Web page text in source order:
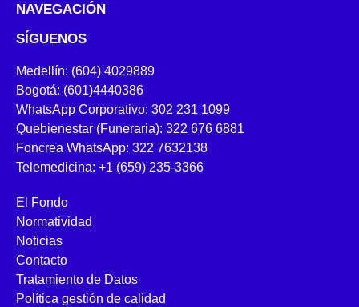
NAVEGACIÓN
SÍGUENOS
Medellín: (604) 4029889
Bogotá: (601)4440386
WhatsApp Corporativo: 302 231 1099
Quebienestar (Funeraria): 322 676 6881
Foncrea WhatsApp: 322 7632138
Telemedicina: +1 (659) 235-3366
El Fondo
Normatividad
Noticias
Contacto
Tratamiento de Datos
Política gestión de calidad